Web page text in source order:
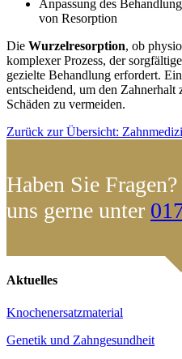
Anpassung des
von Resorption
Die Wurzelresorption, ob
komplexer Prozess, der
gezielte Behandlung erfordert.
entscheidend, um den
Schäden zu vermeiden.
Zurück zur Übersicht:
Haben Sie
uns gerne unter
Aktuelles
Knochenersatzmaterial
Genetik und Zahngesundheit